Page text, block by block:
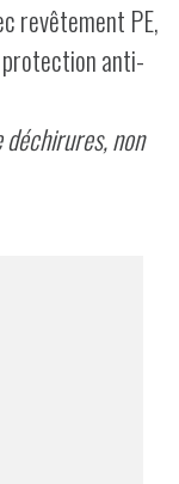
revêtement PE,
anti-
non